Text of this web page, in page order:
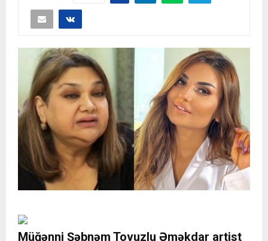
Müğənni Şəbnəm Tovuzlu Əməkdar artist